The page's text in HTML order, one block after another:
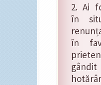
2. Ai
în
în